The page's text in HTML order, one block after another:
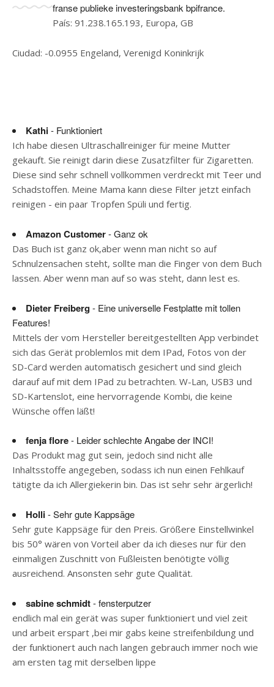
franse publieke investeringsbank bpifrance.
País: 91.238.165.193, Europa, GB
Ciudad: -0.0955 Engeland, Verenigd Koninkrijk
Kathi- Funktioniert
Ich habe diesen Ultraschallreiniger für meine Mutter
gekauft. Sie reinigt darin diese Zusatzfilter für Zigaretten.
Diese sind sehr schnell vollkommen verdreckt mit Teer und
Schadstoffen. Meine Mama kann diese Filter jetzt einfach
reinigen - ein paar Tropfen Spüli und fertig.
Amazon Customer- Ganz ok
Das Buch ist ganz ok,aber wenn man nicht so auf
Schnulzensachen steht, sollte man die Finger von dem Buch
lassen. Aber wenn man auf so was steht, dann lest es.
Dieter Freiberg- Eine universelle Festplatte mit tollen
Features!
Mittels der vom Hersteller bereitgestellten App verbindet
sich das Gerät problemlos mit dem IPad, Fotos von der
SD-Card werden automatisch gesichert und sind gleich
darauf auf mit dem IPad zu betrachten. W-Lan, USB3 und
SD-Kartenslot, eine hervorragende Kombi, die keine
Wünsche offen läßt!
fenja flore- Leider schlechte Angabe der INCI!
Das Produkt mag gut sein, jedoch sind nicht alle
Inhaltsstoffe angegeben, sodass ich nun einen Fehlkauf
tätigte da ich Allergiekerin bin. Das ist sehr sehr ärgerlich!
Holli- Sehr gute Kappsäge
Sehr gute Kappsäge für den Preis. Größere Einstellwinkel
bis 50° wären von Vorteil aber da ich dieses nur für den
einmaligen Zuschnitt von Fußleisten benötigte völlig
ausreichend. Ansonsten sehr gute Qualität.
sabine schmidt- fensterputzer
endlich mal ein gerät was super funktioniert und viel zeit
und arbeit erspart ,bei mir gabs keine streifenbildung und
der funktionert auch nach langen gebrauch immer noch wie
am ersten tag mit derselben lippe